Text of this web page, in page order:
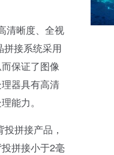
清晰度、全视
拼接系统采用
保证了图像
器具有高清
能力。
拼接产品，
拼接小于2毫